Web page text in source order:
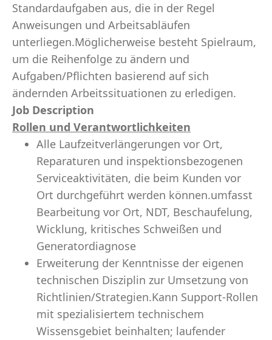
Standardaufgaben aus, die in der Regel
Anweisungen und Arbeitsabläufen
unterliegen.Möglicherweise besteht Spielraum,
um die Reihenfolge zu ändern und
Aufgaben/Pflichten basierend auf sich
ändernden Arbeitssituationen zu erledigen.
Job Description
Rollen und Verantwortlichkeiten
Alle Laufzeitverlängerungen vor Ort,
Reparaturen und inspektionsbezogenen
Serviceaktivitäten, die beim Kunden vor
Ort durchgeführt werden können.umfasst
Bearbeitung vor Ort, NDT, Beschaufelung,
Wicklung, kritisches Schweißen und
Generatordiagnose
Erweiterung der Kenntnisse der eigenen
technischen Disziplin zur Umsetzung von
Richtlinien/Strategien.Kann Support-Rollen
mit spezialisiertem technischem
Wissensgebiet beinhalten; laufender